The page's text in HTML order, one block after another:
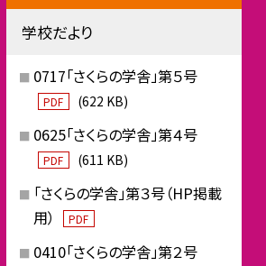
学校だより
0717「さくらの学舎」第５号
PDF (622 KB)
0625「さくらの学舎」第４号
PDF (611 KB)
「さくらの学舎」第３号（HP掲載
用）
PDF
0410「さくらの学舎」第２号